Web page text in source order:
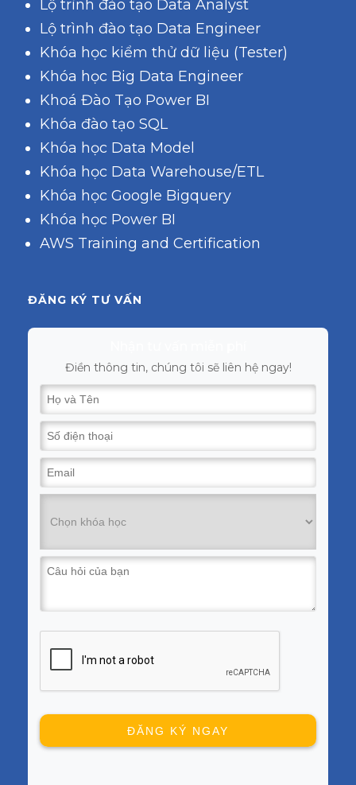
Lộ trình đào tạo Data Analyst
Lộ trình đào tạo Data Engineer
Khóa học kiểm thử dữ liệu (Tester)
Khóa học Big Data Engineer
Khoá Đào Tạo Power BI
Khóa đào tạo SQL
Khóa học Data Model
Khóa học Data Warehouse/ETL
Khóa học Google Bigquery
Khóa học Power BI
AWS Training and Certification
ĐĂNG KÝ TƯ VẤN
Điền thông tin, chúng tôi sẽ liên hệ ngay!